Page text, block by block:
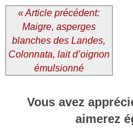
« Article précédent:
Maigre, asperges
blanches des Landes,
Colonnata, lait d’oignon
émulsionné
Vous avez
aimerez